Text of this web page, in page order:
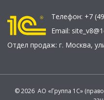
Телефон: +7
Email:
Отдел продаж: г. Москва,
© 2026 АО «Группа 1С»